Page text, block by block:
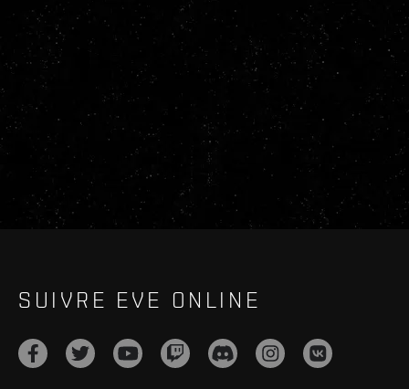
SUIVRE EVE ONLINE